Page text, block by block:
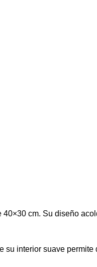
cm. Su diseño
interior suave